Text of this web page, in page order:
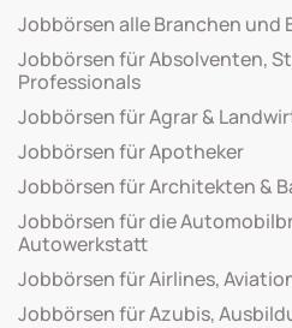
Jobbörsen alle Branchen und
Jobbörsen für Absolventen,
Professionals
Jobbörsen für Agrar &
Jobbörsen für Apotheker
Jobbörsen für Architekten &
Jobbörsen für die
Autowerkstatt
Jobbörsen für Airlines,
Jobbörsen für Azubis,